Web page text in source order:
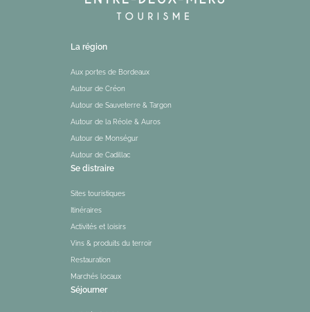
La région
Aux portes de Bordeaux
Autour de Créon
Autour de Sauveterre & Targon
Autour de la Réole & Auros
Autour de Monségur
Autour de Cadillac
Se distraire
Sites touristiques
Itinéraires
Activités et loisirs
Vins & produits du terroir
Restauration
Marchés locaux
Séjourner